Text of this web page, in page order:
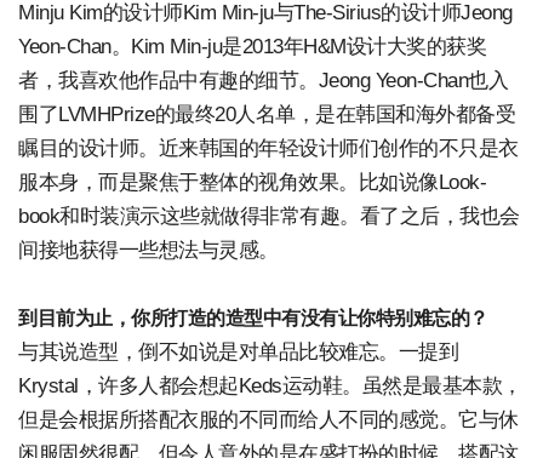
Minju Kim的设计师Kim Min-ju与The-Sirius的设计师Jeong
Yeon-Chan。Kim Min-ju是2013年H&M设计大奖的获奖
者，我喜欢他作品中有趣的细节。Jeong Yeon-Chan也入
围了LVMHPrize的最终20人名单，是在韩国和海外都备受
瞩目的设计师。近来韩国的年轻设计师们创作的不只是衣
服本身，而是聚焦于整体的视角效果。比如说像Look-
book和时装演示这些就做得非常有趣。看了之后，我也会
间接地获得一些想法与灵感。
到目前为止，你所打造的造型中有没有让你特别难忘的？
与其说造型，倒不如说是对单品比较难忘。一提到
Krystal，许多人都会想起Keds运动鞋。虽然是最基本款，
但是会根据所搭配衣服的不同而给人不同的感觉。它与休